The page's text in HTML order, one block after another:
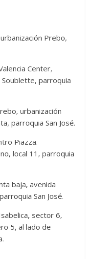
Prebo,
Center,
Soublette, parroquia
urbanización
parroquia San José.
Piazza.
local 11, parroquia
baja, avenida
San José.
sector 6,
5, al lado de